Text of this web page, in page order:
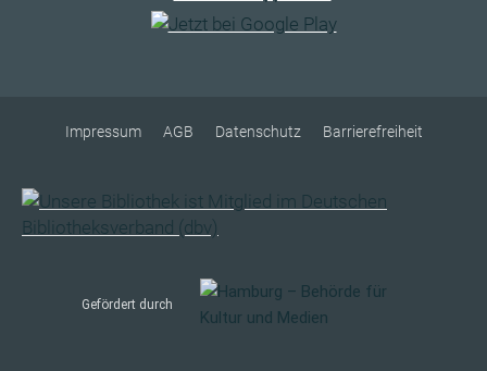
Impressum AGB Datenschutz Barrierefreiheit
Gefördert durch